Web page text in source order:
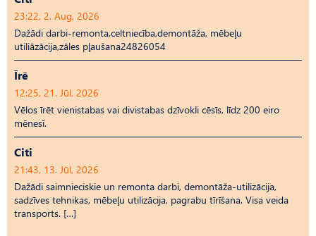
23:22, 2. Aug, 2026
Dažādi darbi-remonta,celtniecība,demontāža, mēbeļu
utiliāzācija,zāles pļaušana24826054
Īrē
12:25, 21. Jūl, 2026
Vēlos īrēt vienistabas vai divistabas dzīvokli cēsīs, līdz 200 eiro
mēnesī.
Citi
21:43, 13. Jūl, 2026
Dažādi saimnieciskie un remonta darbi, demontāža-utilizācija,
sadzīves tehnikas, mēbeļu utilizācija, pagrabu tīrīšana. Visa veida
transports. […]